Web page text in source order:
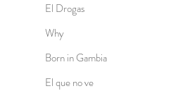
El Drogas
Why
Born in Gambia
El que no ve